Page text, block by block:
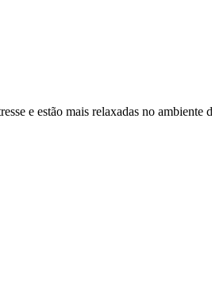
e estão mais relaxadas no ambiente